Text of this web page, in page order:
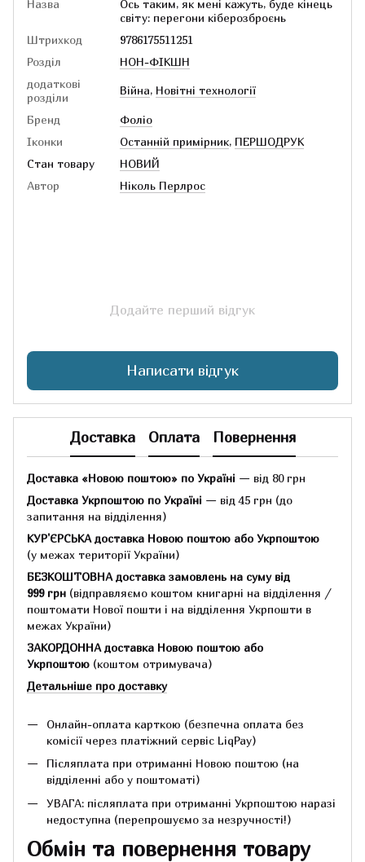
Назва
Ось таким, як мені кажуть, буде кінець
світу: перегони кіберозброєнь
Штрихкод
9786175511251
Розділ
НОН-ФІКШН
додаткові
розділи
Війна, Новітні технології
Бренд
Фоліо
Іконки
Останній примірник, ПЕРШОДРУК
Стан товару
НОВИЙ
Автор
Ніколь Перлрос
Додайте перший відгук
Написати відгук
Доставка Оплата Повернення
Доставка «Новою поштою» по Україні — від 80 грн
Доставка Укрпоштою по Україні — від 45 грн (до
запитання на відділення)
КУР'ЄРСЬКА доставка Новою поштою або Укрпоштою
(у межах території України)
БЕЗКОШТОВНА доставка замовлень на суму від
999 грн (відправляємо коштом книгарні на відділення /
поштомати Нової пошти і на відділення Укрпошти в
межах України)
ЗАКОРДОННА доставка Новою поштою або
Укрпоштою (коштом отримувача)
Детальніше про доставку
Онлайн-оплата карткою (безпечна оплата без
комісії через платіжний сервіс LiqPay)
Післяплата при отриманні Новою поштою (на
відділенні або у поштоматі)
УВАГА: післяплата при отриманні Укрпоштою наразі
недоступна (перепрошуємо за незручності!)
Обмін та повернення товару